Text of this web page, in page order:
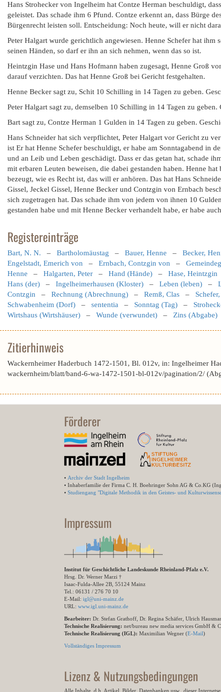
Hans Strohecker von Ingelheim hat Contze Herman beschuldigt,
geleistet. Das schade ihm 6 Pfund. Contze erkennt an, dass Bürge
Bürgenrecht leisten soll. Entscheidung: Noch heute, will er nicht
Peter Halgart wurde gerichtlich angewiesen. Henne Schefer hat
seinen Händen, so darf er ihn an sich nehmen, wenn das so ist.
Heintzgin Hase und Hans Hofmann haben zugesagt, Henne Groß
darauf verzichten. Das hat Henne Groß bei Gericht festgehalten.
Henne Becker sagt zu, Schit 10 Schilling in 14 Tagen zu geben.
Peter Halgart sagt zu, demselben 10 Schilling in 14 Tagen zu
Bart sagt zu, Contze Herman 1 Gulden in 14 Tagen zu geben.
Hans Schneider hat sich verpflichtet, Peter Halgart vor Gericht zu
ist Er hat Henne Schefer beschuldigt, er habe am Sonntagabend in
und an Leib und Leben geschädigt. Dass er das getan hat, schade
mit erbaren Leuten beweisen, die dabei gestanden haben. Henne
bezeugt, wie es Recht ist, das will er anhören. Das hat Hans
Gissel, Jeckel Gissel, Henne Becker und Contzgin von Ernbach
sich zugetragen hat. Das schade ihm von jedem von ihnen 10
gestanden habe und mit Henne Becker verhandelt habe, er habe
Registereinträge
Bart, N. N. – Bartholomäustag – Bauer, Henne – Becker,
Engelstadt, Emerich von – Ernbach, Contzgin von –
Henne – Halgarten, Peter – Hand (Hände) – Hase, Heintzgin
Hans (der) – Ingelheimerhausen (Kloster) – Leben (leben) –
Contzgin – Rechnung (Abrechnung) – Remß, Clas –
Schwabenheim (Dorf) – sententia – Sonntag (Tag) –
Wirtshaus (Wirtshäuser) – Wunde (verwundet) – Zins (Abgabe)
Zitierhinweis
Wackernheimer Haderbuch 1472-1501, Bl. 012v, in: Ingelheimer
wackernheim/blatt/band-6-wa-1472-1501-bl-012v/pagination/2/
Förderer
• Archiv der Stadt Ingelheim
• Inhaberfamilie der Firma C. H. Boehringer Sohn AG & Co.KG
• Studiengang "Digitale Methodik in den Geistes- und
Impressum
Institut für Geschichtliche Landeskunde Rheinland-Pfalz e.V.
Hrsg. Dr. Werner Marzi †
Isaac-Fulda-Allee 2B, 55124 Mainz
Tel.: 06131 / 276 70 10
E-Mail: igl@uni-mainz.de
URL: www.igl.uni-mainz.de
Bearbeiter: Dr. Stefan Grathoff, Dr. Regina Schäfer, Ulrich
Technische Realisierung: net/bureau new media services GmbH &
Technische Realisierung (IGL): Maximilian Wegner (E-Mail)
Vollständiges Impressum
Lizenz & Nutzungsbedingungen
Alle Inhalte, d.h. Artikel, Bilder, Datenbanken usw., dieser